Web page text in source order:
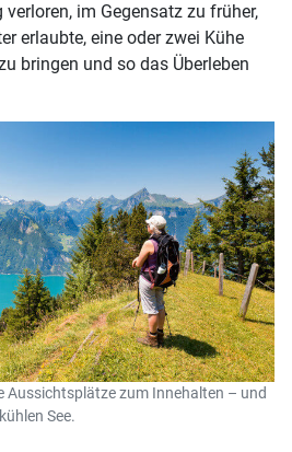
im Gegensatz zu früher,
erlaubte, eine oder zwei Kühe
bringen und so das Überleben
Aussichtsplätze zum Innehalten – und
See.